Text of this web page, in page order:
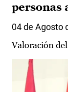
personas
04 de Agosto
Valoración